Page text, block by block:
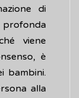
di
viene
è
bambini.
alla